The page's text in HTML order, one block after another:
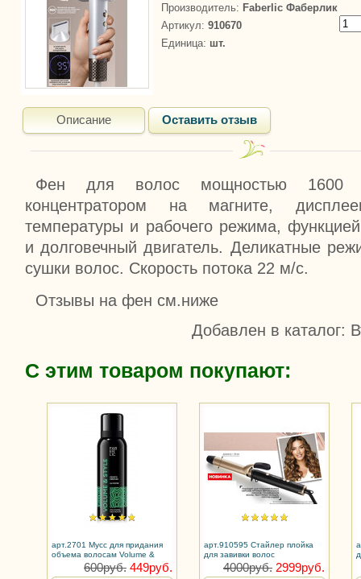
Производитель: Faberlic Фаберлик
Артикул: 910670
Единица: шт.
Описание Оставить отзыв
Фен для волос мощностью 1600
концентратором на магните,
температуры и рабочего режима,
и долговечный двигатель. Деликатные
сушки волос. Скорость потока 22 м/с.
Отзывы на фен см.ниже
Добавлен в каталог:
С этим товаром покупают:
арт.2701 Мусс для придания
объема волосам Volume &
600руб. 449руб.
арт.910595 Стайлер плойка
для завивки волос
4000руб. 2999руб.